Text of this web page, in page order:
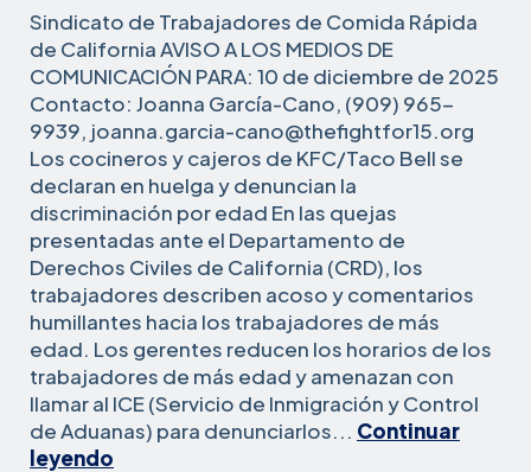
Sindicato de Trabajadores de Comida Rápida
de California AVISO A LOS MEDIOS DE
COMUNICACIÓN PARA: 10 de diciembre de 2025
Contacto: Joanna García-Cano, (909) 965-
9939, joanna.garcia-cano@thefightfor15.org
Los cocineros y cajeros de KFC/Taco Bell se
declaran en huelga y denuncian la
discriminación por edad En las quejas
presentadas ante el Departamento de
Derechos Civiles de California (CRD), los
trabajadores describen acoso y comentarios
humillantes hacia los trabajadores de más
edad. Los gerentes reducen los horarios de los
trabajadores de más edad y amenazan con
llamar al ICE (Servicio de Inmigración y Control
de Aduanas) para denunciarlos... Continuar
leyendo